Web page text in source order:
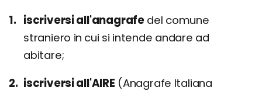
iscriversi all'anagrafedel comune
straniero in cui si intende andare ad
abitare;
iscriversi all'AIRE (Anagrafe Italiana